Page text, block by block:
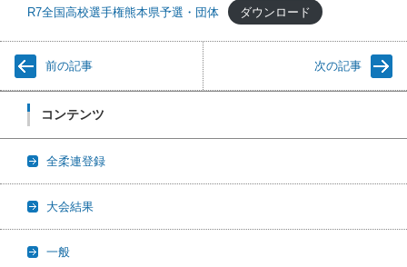
R7全国高校選手権熊本県予選・団体 ダウンロード
前の記事 次の記事
コンテンツ
全柔連登録
大会結果
一般